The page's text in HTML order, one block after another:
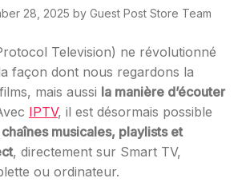
28, 2025 by Guest Post Store Team
Television) ne révolutionné
façon dont nous regardons la
mais aussi la manière d’écouter
IPTV, il est désormais possible
chaînes musicales, playlists et
, directement sur Smart TV,
ou ordinateur.